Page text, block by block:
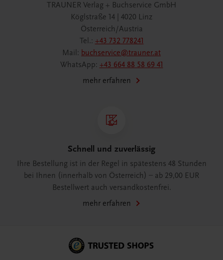
TRAUNER Verlag + Buchservice GmbH
Köglstraße 14 | 4020 Linz
Österreich/Austria
Tel.: +43 732 778241
Mail: buchservice@trauner.at
WhatsApp: +43 664 88 58 69 41
mehr erfahren
Schnell und zuverlässig
Ihre Bestellung ist in der Regel in spätestens 48 Stunden
bei Ihnen (innerhalb von Österreich) – ab 29,00 EUR
Bestellwert auch versandkostenfrei.
mehr erfahren